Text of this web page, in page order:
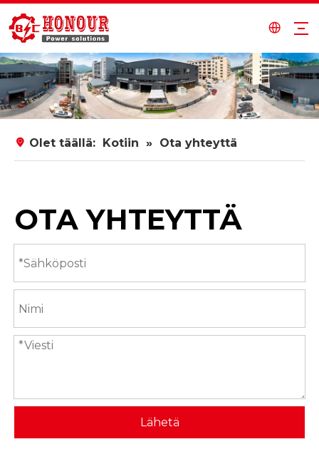
Olet täällä: Kotiin » Ota yhteyttä
OTA YHTEYTTÄ
Lähetä